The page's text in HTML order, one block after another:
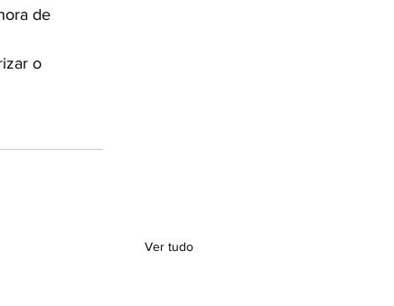
de
o
Ver tudo